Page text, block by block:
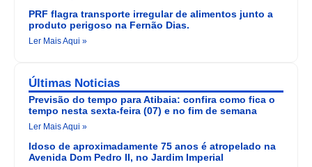
PRF flagra transporte irregular de alimentos junto a
produto perigoso na Fernão Dias.
Ler Mais Aqui »
Últimas Noticias
Previsão do tempo para Atibaia: confira como fica o
tempo nesta sexta-feira (07) e no fim de semana
Ler Mais Aqui »
Idoso de aproximadamente 75 anos é atropelado na
Avenida Dom Pedro II, no Jardim Imperial